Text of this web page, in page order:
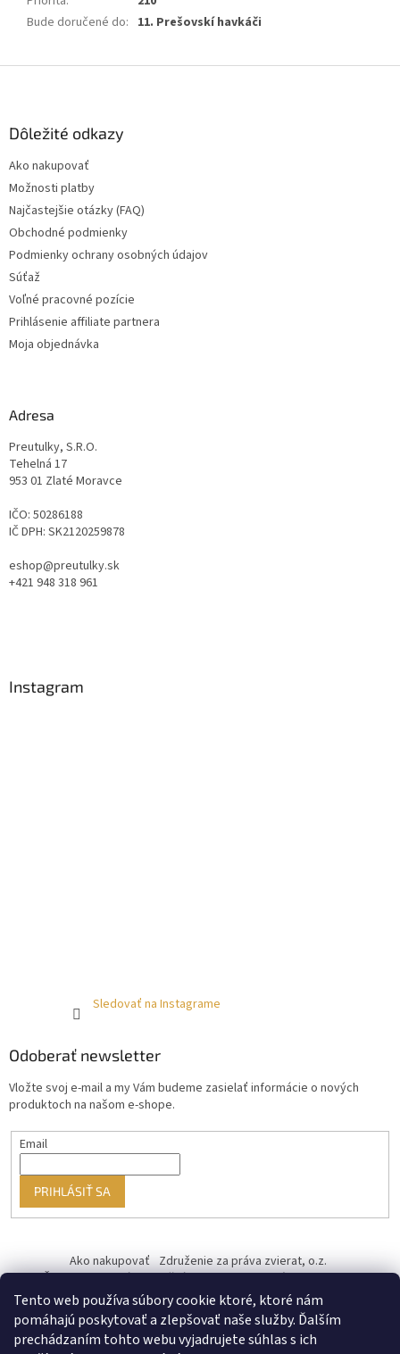
Tento web používa súbory cookie ktoré, ktoré nám
pomáhajú poskytovať a zlepšovať naše služby. Ďalším
prechádzaním tohto webu vyjadrujete súhlas s ich
Bude doručené do: 11. Prešovskí havkáči
Dôležité odkazy
Ako nakupovať
Možnosti platby
Najčastejšie otázky (FAQ)
Obchodné podmienky
Podmienky ochrany osobných údajov
Súťaž
Voľné pracovné pozície
Prihlásenie affiliate partnera
Moja objednávka
Adresa
Preutulky, S.R.O.
Tehelná 17
953 01 Zlaté Moravce
IČO: 50286188
IČ DPH: SK2120259878
eshop@preutulky.sk
+421 948 318 961
Instagram
Sledovať na Instagrame
Odoberať newsletter
Vložte svoj e-mail a my Vám budeme zasielať informácie o nových
produktoch na našom e-shope.
Email
PRIHLÁSIŤ SA
Ako nakupovať Združenie za práva zvierat, o.z.
Československý kastračný program Informácie o cookies
od ♥ vybudoval Filip Minár